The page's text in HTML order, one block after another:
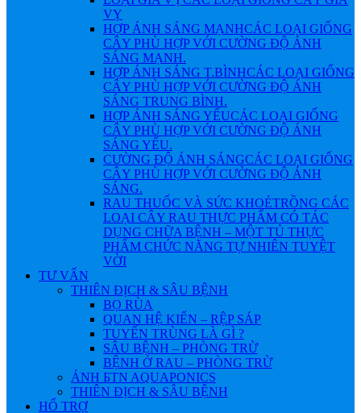
VỴ
HỢP ÁNH SÁNG MẠNHCÁC LOẠI GIỐNG
CÂY PHÙ HỢP VỚI CƯỜNG ĐỘ ÁNH
SÁNG MẠNH.
HỢP ÁNH SÁNG T.BÌNHCÁC LOẠI GIỐNG
CÂY PHÙ HỢP VỚI CƯỜNG ĐỘ ÁNH
SÁNG TRUNG BÌNH.
HỢP ÁNH SÁNG YẾUCÁC LOẠI GIỐNG
CÂY PHÙ HỢP VỚI CƯỜNG ĐỘ ÁNH
SÁNG YẾU.
CƯỜNG ĐỘ ÁNH SÁNGCÁC LOẠI GIỐNG
CÂY PHÙ HỢP VỚI CƯỜNG ĐỘ ÁNH
SÁNG.
RAU THUỐC VÀ SỨC KHOẺTRỒNG CÁC
LOẠI CÂY RAU THỰC PHẨM CÓ TÁC
DỤNG CHỮA BỆNH – MỘT TỦ THỰC
PHẨM CHỨC NĂNG TỰ NHIÊN TUYỆT
VỜI
TƯ VẤN
THIÊN ĐỊCH & SÂU BỆNH
BỌ RÙA
QUAN HỆ KIẾN – RỆP SÁP
TUYẾN TRÙNG LÀ GÌ ?
SÂU BỆNH – PHÒNG TRỪ
BỆNH Ở RAU – PHÒNG TRỪ
ẢNH БTN AQUAPONICS
THIÊN ĐỊCH & SÂU BỆNH
HỔ TRỢ